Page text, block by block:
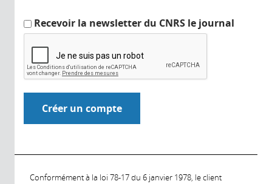
Recevoir la newsletter du CNRS le journal
Conformément à la loi 78-17 du 6 janvier 1978, le client